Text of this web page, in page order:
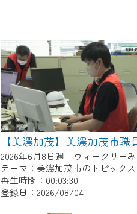
テーマ：美濃加茂市のトピックス
再生時間：00:03:30
登録日：2026/08/04